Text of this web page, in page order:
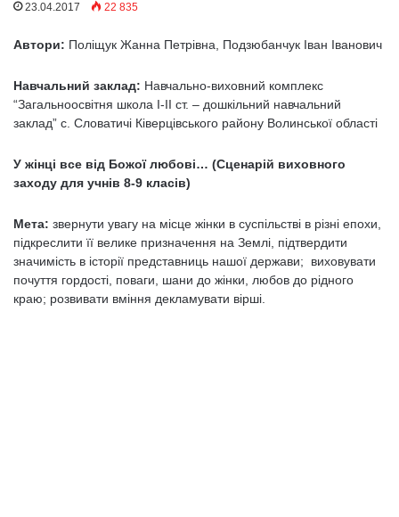
23.04.2017 22 835
Автори: Поліщук Жанна Петрівна, Подзюбанчук Іван Іванович
Навчальний заклад: Навчально-виховний комплекс
“Загальноосвітня школа I-II ст. – дошкільний навчальний
заклад” с. Словатичі Ківерцівського району Волинської області
У жінці все від Божої любові… (Сценарій виховного
заходу для учнів 8-9 класів)
Мета: звернути увагу на місце жінки в суспільстві в різні епохи,
підкреслити її велике призначення на Землі, підтвердити
значимість в історії представниць нашої держави; виховувати
почуття гордості, поваги, шани до жінки, любов до рідного
краю; розвивати вміння декламувати вірші.